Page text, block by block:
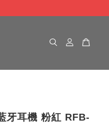
牙耳機 粉紅 RFB-